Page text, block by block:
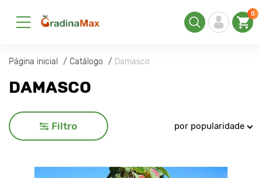
0
Página inicial Catálogo Damasco
DAMASCO
Filtro por popularidade